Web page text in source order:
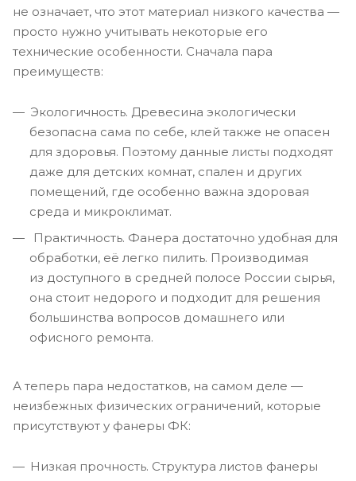
не означает, что этот материал низкого качества —
просто нужно учитывать некоторые его
технические особенности. Сначала пара
преимуществ:
Экологичность. Древесина экологически
безопасна сама по себе, клей также не опасен
для здоровья. Поэтому данные листы подходят
даже для детских комнат, спален и других
помещений, где особенно важна здоровая
среда и микроклимат.
Практичность. Фанера достаточно удобная для
обработки, её легко пилить. Производимая
из доступного в средней полосе России сырья,
она стоит недорого и подходит для решения
большинства вопросов домашнего или
офисного ремонта.
А теперь пара недостатков, на самом деле —
неизбежных физических ограничений, которые
присутствуют у фанеры ФК:
Низкая прочность. Структура листов фанеры